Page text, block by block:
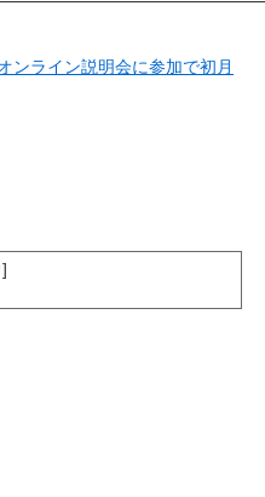
ンライン説明会に参加で初月